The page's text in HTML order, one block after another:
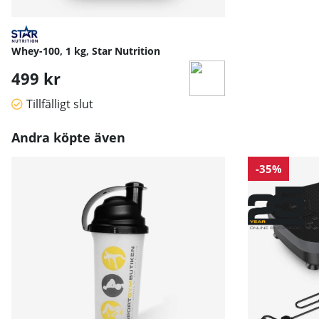
Whey-100, 1 kg, Star Nutrition
499 kr
Tillfälligt slut
Andra köpte även
-35%